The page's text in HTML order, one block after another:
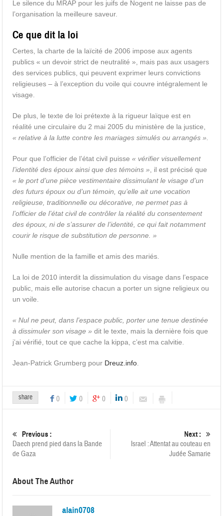
Le silence du MRAP pour les juifs de Nogent ne laisse pas de
l’organisation la meilleure saveur.
Ce que dit la loi
Certes, la charte de la laïcité de 2006 impose aux agents
publics « un devoir strict de neutralité », mais pas aux usagers
des services publics, qui peuvent exprimer leurs convictions
religieuses – à l’exception du voile qui couvre intégralement le
visage.
De plus, le texte de loi prétexte à la rigueur laïque est en
réalité une circulaire du 2 mai 2005 du ministère de la justice,
« relative à la lutte contre les mariages simulés ou arrangés ».
Pour que l’officier de l’état civil puisse« vérifier visuellement
l’identité des époux ainsi que des témoins » , il est précisé que
« le port d’une pièce vestimentaire dissimulant le visage d’un
des futurs époux ou d’un témoin, qu’elle ait une vocation
religieuse, traditionnelle ou décorative, ne permet pas à
l’officier de l’état civil de contrôler la réalité du consentement
des époux, ni de s’assurer de l’identité, ce qui fait notamment
courir le risque de substitution de personne. »
Nulle mention de la famille et amis des mariés.
La loi de 2010 interdit la dissimulation du visage dans l’espace
public, mais elle autorise chacun a porter un signe religieux ou
un voile.
« Nul ne peut, dans l’espace public, porter une tenue destinée
à dissimuler son visage » dit le texte, mais la dernière fois que
j’ai vérifié, tout ce que cache la kippa, c’est ma calvitie.
Jean-Patrick Grumberg pour Dreuz.info
share 0 0 0 0
Previous :
Daech prend pied dans la Bande
de Gaza
Next :
Israel : Attentat au couteau en
Judée Samarie
About The Author
alain0708